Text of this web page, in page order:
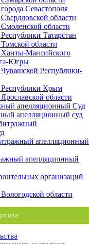
Севастополя
области
области
Татарстан
области
Мансийского
Югры
Республики-
Крым
области
апелляционный Суд
апелляционный суд
апелляционный
апелляционный
организаций
области